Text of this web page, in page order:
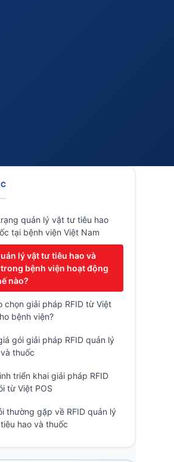
quản lý vật tư tiêu hao
tại bệnh viện Việt Nam
lý vật tư tiêu hao và
bệnh viện hoạt động
nào?
chọn giải pháp RFID từ Việt
bệnh viện?
gói giải pháp RFID quản lý
thuốc
triển khai giải pháp RFID
từ Việt POS
thường gặp về RFID quản lý
hao và thuốc